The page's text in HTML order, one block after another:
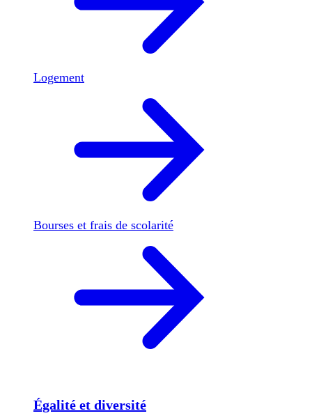
Logement
Bourses et frais de scolarité
Égalité et diversité